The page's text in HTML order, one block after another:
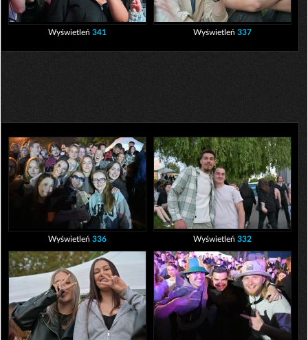
Wyświetleń 341 Wyświetleń 337
Wyświetleń 336 Wyświetleń 332